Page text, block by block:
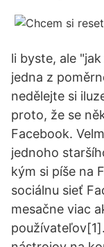
li byste, ale
jedna z
nedělejte si
proto, že se
Facebook.
jednoho
kým si píše na
sociálnu sieť
mesačne viac